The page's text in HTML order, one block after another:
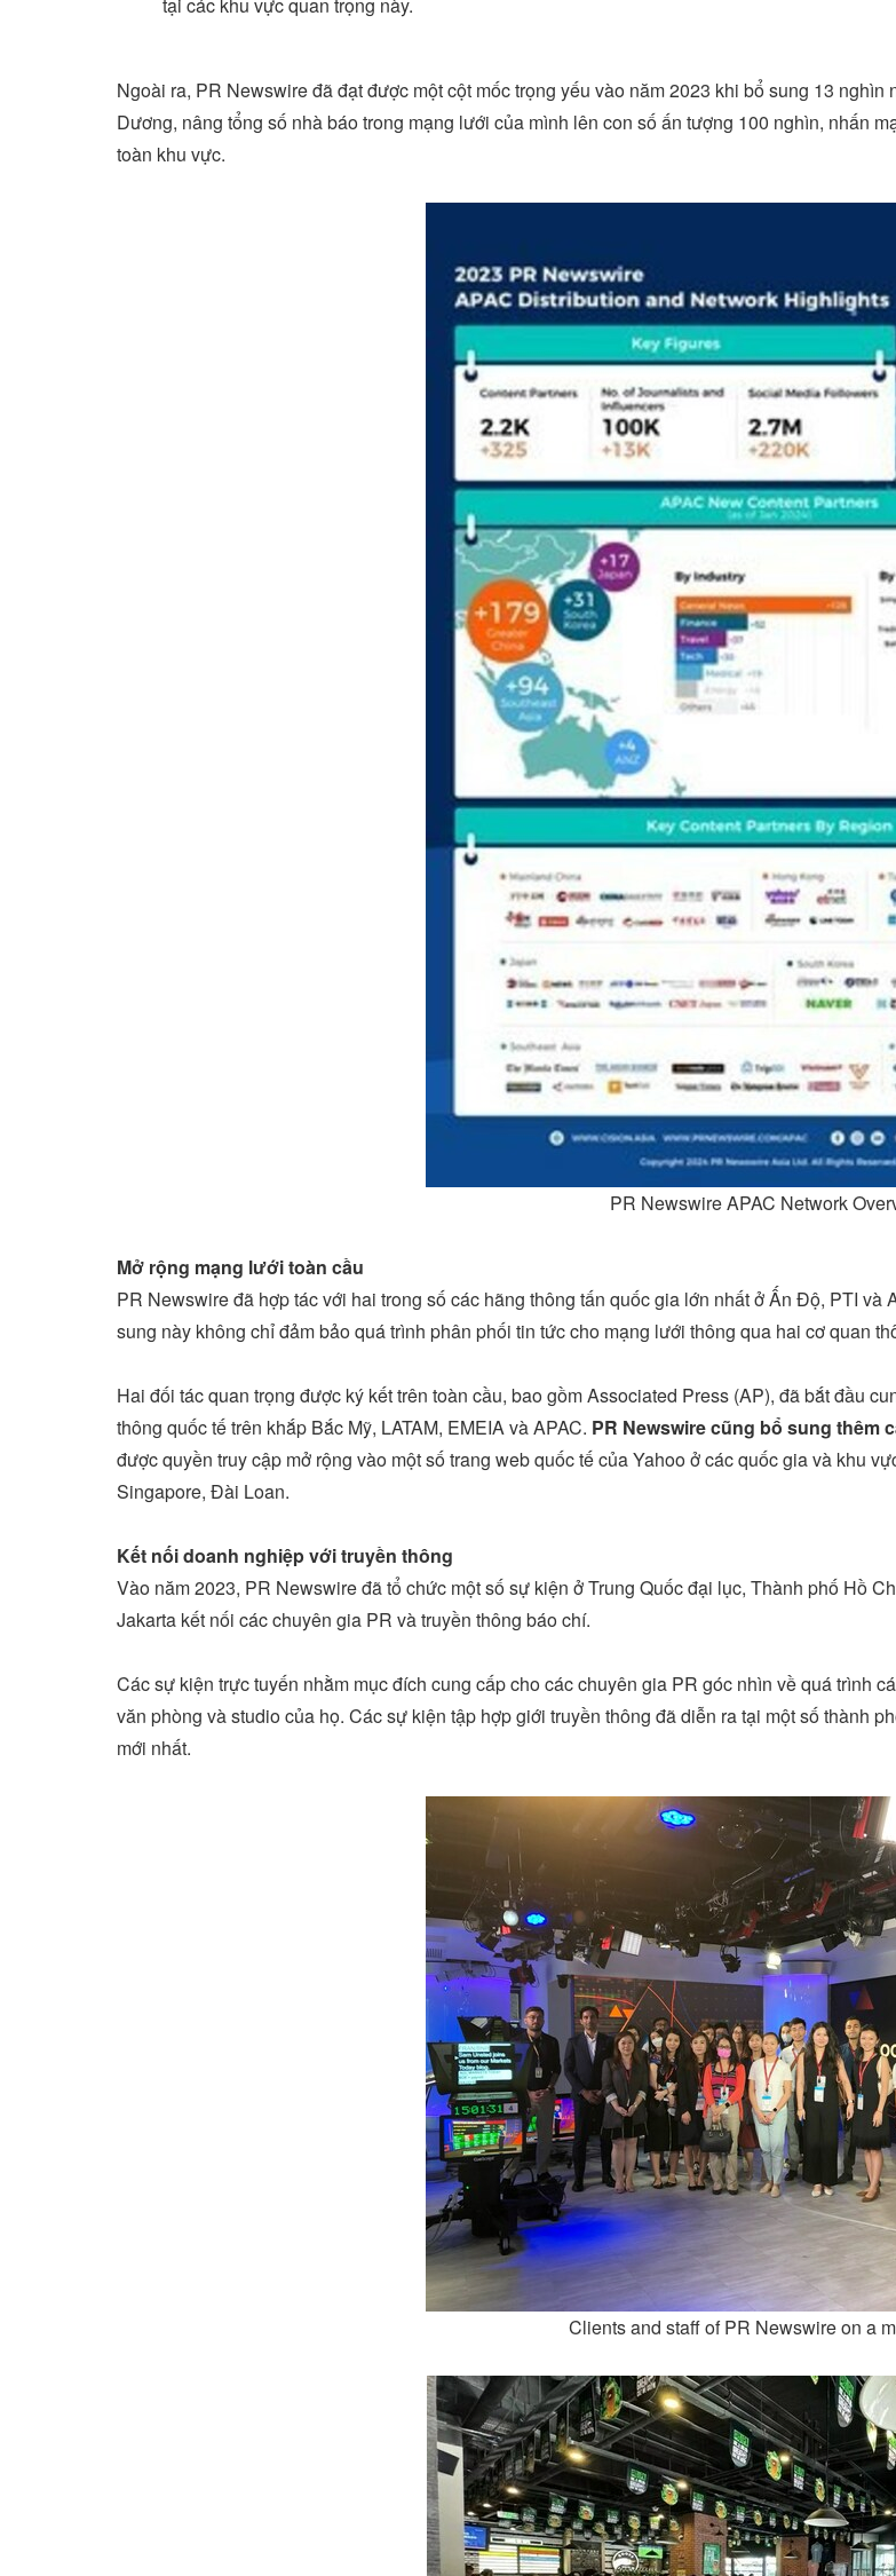
Ngoài ra, PR Newswire đã đạt được một cột mốc trọng yếu vào năm 2023 khi bổ sung 13
Dương, nâng tổng số nhà báo trong mạng lưới của mình lên con số ấn tượng 100 nghìn, nhấn
toàn khu vực.
PR Newswire APAC Network
Mở rộng mạng lưới toàn cầu
PR Newswire đã hợp tác với hai trong số các hãng thông tấn quốc gia lớn nhất ở Ấn Độ, PTI
sung này không chỉ đảm bảo quá trình phân phối tin tức cho mạng lưới thông qua hai cơ quan
Hai đối tác quan trọng được ký kết trên toàn cầu, bao gồm Associated Press (AP), đã bắt đầu
thông quốc tế trên khắp Bắc Mỹ, LATAM, EMEIA và APAC. PR Newswire cũng bổ sung thêm
được quyền truy cập mở rộng vào một số trang web quốc tế của Yahoo ở các quốc gia và khu
Singapore, Đài Loan.
Kết nối doanh nghiệp với truyền thông
Vào năm 2023, PR Newswire đã tổ chức một số sự kiện ở Trung Quốc đại lục, Thành phố Hồ
Jakarta kết nối các chuyên gia PR và truyền thông báo chí.
Các sự kiện trực tuyến nhằm mục đích cung cấp cho các chuyên gia PR góc nhìn về quá trình
văn phòng và studio của họ. Các sự kiện tập hợp giới truyền thông đã diễn ra tại một số thành
mới nhất.
Clients and staff of PR Newswire on a